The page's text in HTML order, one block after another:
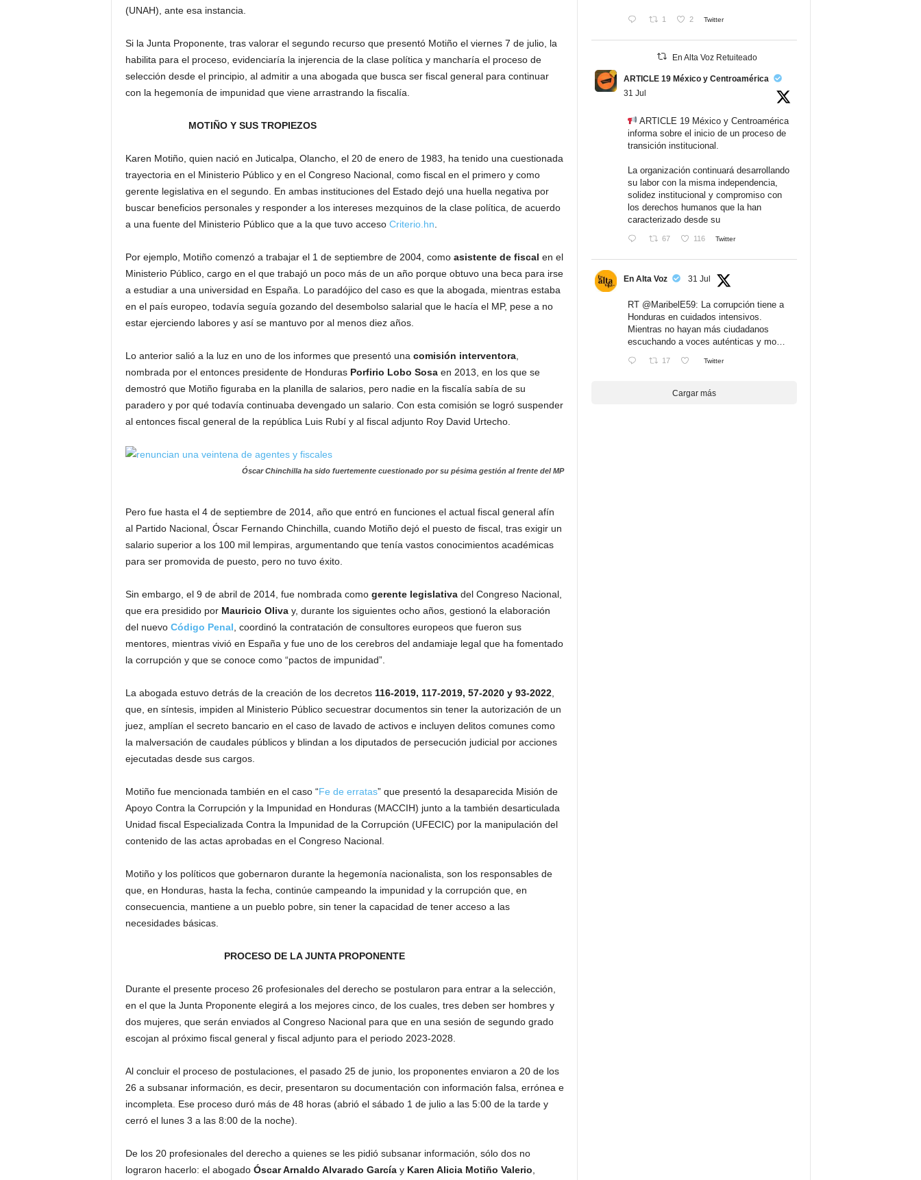
(UNAH), ante esa instancia.
Si la Junta Proponente, tras valorar el segundo recurso que presentó Motiño el viernes 7 de julio, la
habilita para el proceso, evidenciaría la injerencia de la clase política y mancharía el proceso de
selección desde el principio, al admitir a una abogada que busca ser fiscal general para continuar
con la hegemonía de impunidad que viene arrastrando la fiscalía.
MOTIÑO Y SUS TROPIEZOS
Karen Motiño, quien nació en Juticalpa, Olancho, el 20 de enero de 1983, ha tenido una cuestionada
trayectoria en el Ministerio Público y en el Congreso Nacional, como fiscal en el primero y como
gerente legislativa en el segundo. En ambas instituciones del Estado dejó una huella negativa por
buscar beneficios personales y responder a los intereses mezquinos de la clase política, de acuerdo
a una fuente del Ministerio Público que a la que tuvo acceso Criterio.hn
Por ejemplo, Motiño comenzó a trabajar el 1 de septiembre de 2004, como asistente de fiscal en el
Ministerio Público, cargo en el que trabajó un poco más de un año porque obtuvo una beca para irse
a estudiar a una universidad en España. Lo paradójico del caso es que la abogada, mientras estaba
en el país europeo, todavía seguía gozando del desembolso salarial que le hacía el MP, pese a no
estar ejerciendo labores y así se mantuvo por al menos diez años.
Lo anterior salió a la luz en uno de los informes que presentó una comisión interventora,
nombrada por el entonces presidente de Honduras Porfirio Lobo Sosaen 2013, en los que se
demostró que Motiño figuraba en la planilla de salarios, pero nadie en la fiscalía sabía de su
paradero y por qué todavía continuaba devengado un salario. Con esta comisión se logró suspender
al entonces fiscal general de la república Luis Rubí y al fiscal adjunto Roy David Urtecho.
Óscar Chinchilla ha sido fuertemente cuestionado por su pésima gestión al frente del MP
Pero fue hasta el 4 de septiembre de 2014, año que entró en funciones el actual fiscal general afín
al Partido Nacional, Óscar Fernando Chinchilla, cuando Motiño dejó el puesto de fiscal, tras exigir un
salario superior a los 100 mil lempiras, argumentando que tenía vastos conocimientos académicas
para ser promovida de puesto, pero no tuvo éxito.
Sin embargo, el 9 de abril de 2014, fue nombrada como gerente legislativadel Congreso Nacional,
que era presidido por Mauricio Olivay, durante los siguientes ocho años, gestionó la elaboración
del nuevo Código Penal , coordinó la contratación de consultores europeos que fueron sus
mentores, mientras vivió en España y fue uno de los cerebros del andamiaje legal que ha fomentado
la corrupción y que se conoce como “pactos de impunidad”.
La abogada estuvo detrás de la creación de los decretos 116-2019, 117-2019, 57-2020 y 93-2022,
que, en síntesis, impiden al Ministerio Público secuestrar documentos sin tener la autorización de un
juez, amplían el secreto bancario en el caso de lavado de activos e incluyen delitos comunes como
la malversación de caudales públicos y blindan a los diputados de persecución judicial por acciones
ejecutadas desde sus cargos.
Motiño fue mencionada también en el caso “Fe de erratas” que presentó la desaparecida Misión de
Apoyo Contra la Corrupción y la Impunidad en Honduras (MACCIH) junto a la también desarticulada
Unidad fiscal Especializada Contra la Impunidad de la Corrupción (UFECIC) por la manipulación del
contenido de las actas aprobadas en el Congreso Nacional.
Motiño y los políticos que gobernaron durante la hegemonía nacionalista, son los responsables de
que, en Honduras, hasta la fecha, continúe campeando la impunidad y la corrupción que, en
consecuencia, mantiene a un pueblo pobre, sin tener la capacidad de tener acceso a las
necesidades básicas.
PROCESO DE LA JUNTA PROPONENTE
Durante el presente proceso 26 profesionales del derecho se postularon para entrar a la selección,
en el que la Junta Proponente elegirá a los mejores cinco, de los cuales, tres deben ser hombres y
dos mujeres, que serán enviados al Congreso Nacional para que en una sesión de segundo grado
escojan al próximo fiscal general y fiscal adjunto para el periodo 2023-2028.
Al concluir el proceso de postulaciones, el pasado 25 de junio, los proponentes enviaron a 20 de los
26 a subsanar información, es decir, presentaron su documentación con información falsa, errónea e
incompleta. Ese proceso duró más de 48 horas (abrió el sábado 1 de julio a las 5:00 de la tarde y
cerró el lunes 3 a las 8:00 de la noche).
De los 20 profesionales del derecho a quienes se les pidió subsanar información, sólo dos no
lograron hacerlo: el abogado Óscar Arnaldo Alvarado Garcíay Karen Alicia Motiño Valerio
1 2 Twitter
En Alta Voz Retuiteado
ARTICLE 19 México y Centroamérica
31 Jul
ARTICLE 19 México y Centroamérica
informa sobre el inicio de un proceso de
transición institucional.
La organización continuará desarrollando
su labor con la misma independencia,
solidez institucional y compromiso con
los derechos humanos que la han
caracterizado desde su
67 116 Twitter
En Alta Voz 31 Jul
RT @MaribelE59: La corrupción tiene a
Honduras en cuidados intensivos.
Mientras no hayan más ciudadanos
escuchando a voces auténticas y mo…
17 Twitter
Cargar más